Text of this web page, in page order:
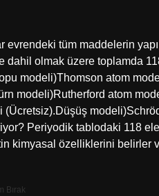
evrendeki tüm maddelerin
dahil olmak üzere toplamda
modeli)Thomson atom
modeli)Rutherford atom
(Ücretsiz).Düşüş
Periyodik tablodaki 118
kimyasal özelliklerini
Bırak